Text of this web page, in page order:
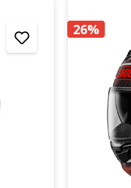
26%